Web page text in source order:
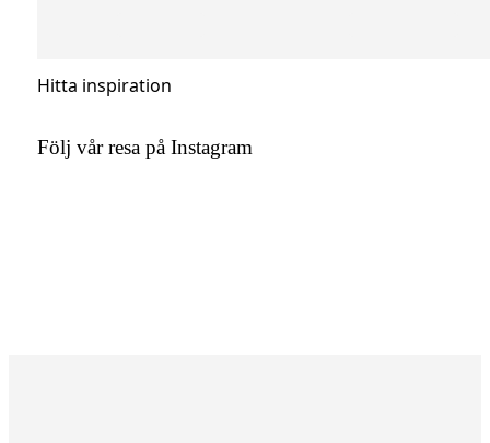
Hitta inspiration
Följ vår resa på Instagram